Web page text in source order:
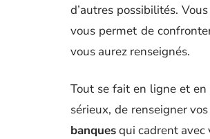
d’autres possibilités.
vous permet de
vous aurez renseignés.
Tout se fait en ligne et
sérieux, de renseigner
banquesqui cadrent